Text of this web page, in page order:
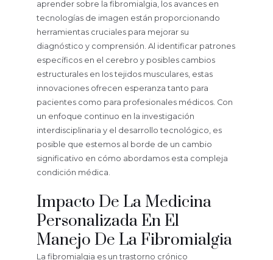
aprender sobre la fibromialgia, los avances en
tecnologías de imagen están proporcionando
herramientas cruciales para mejorar su
diagnóstico y comprensión. Al identificar patrones
específicos en el cerebro y posibles cambios
estructurales en los tejidos musculares, estas
innovaciones ofrecen esperanza tanto para
pacientes como para profesionales médicos. Con
un enfoque continuo en la investigación
interdisciplinaria y el desarrollo tecnológico, es
posible que estemos al borde de un cambio
significativo en cómo abordamos esta compleja
condición médica.
Impacto De La Medicina
Personalizada En El
Manejo De La Fibromialgia
La fibromialgia es un trastorno crónico